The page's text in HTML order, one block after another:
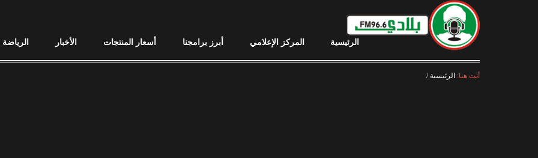
الرئيسية المركز الإعلامي أبرز برامجنا أسعار المنتجات الأخبار الرياضة
أنت هنا: الرئيسية /